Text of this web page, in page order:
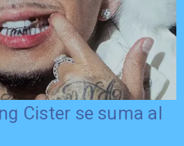
Cister se suma al